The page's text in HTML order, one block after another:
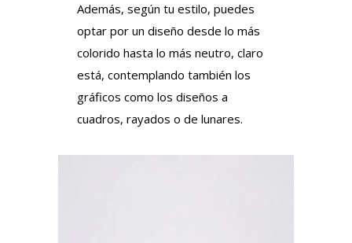
Además, según tu estilo, puedes
optar por un diseño desde lo más
colorido hasta lo más neutro, claro
está, contemplando también los
gráficos como los diseños a
cuadros, rayados o de lunares.